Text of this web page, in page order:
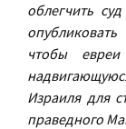
облегчить
чтобы
Израиля для
праведного